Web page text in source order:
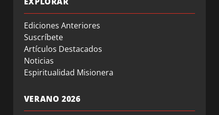
Ediciones Anteriores
Suscríbete
Artículos Destacados
Noticias
Espiritualidad Misionera
VERANO 2026